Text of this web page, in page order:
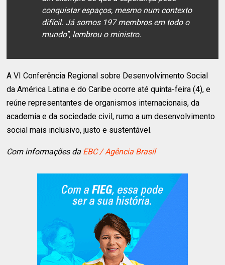
conquistar espaços, mesmo num contexto
difícil. Já somos 197 membros em todo o
mundo", lembrou o ministro.
A VI Conferência Regional sobre Desenvolvimento Social
da América Latina e do Caribe ocorre até quinta-feira (4), e
reúne representantes de organismos internacionais, da
academia e da sociedade civil, rumo a um desenvolvimento
social mais inclusivo, justo e sustentável.
Com informações da EBC / Agência Brasil